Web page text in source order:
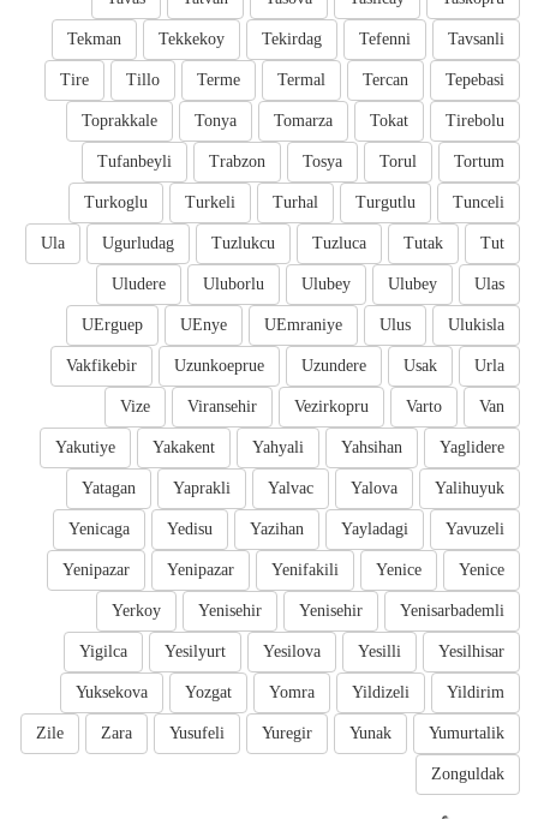
Tavsanli
Tefenni
Tekirdag
Tekkekoy
Tekman
Tepebasi
Tercan
Termal
Terme
Tillo
Tire
Tirebolu
Tokat
Tomarza
Tonya
Toprakkale
Tortum
Torul
Tosya
Trabzon
Tufanbeyli
Tunceli
Turgutlu
Turhal
Turkeli
Turkoglu
Tut
Tutak
Tuzluca
Tuzlukcu
Ugurludag
Ula
Ulas
Ulubey
Ulubey
Uluborlu
Uludere
Ulukisla
Ulus
UEmraniye
UEnye
UErguep
Urla
Usak
Uzundere
Uzunkoeprue
Vakfikebir
Van
Varto
Vezirkopru
Viransehir
Vize
Yaglidere
Yahsihan
Yahyali
Yakakent
Yakutiye
Yalihuyuk
Yalova
Yalvac
Yaprakli
Yatagan
Yavuzeli
Yayladagi
Yazihan
Yedisu
Yenicaga
Yenice
Yenice
Yenifakili
Yenipazar
Yenipazar
Yenisarbademli
Yenisehir
Yenisehir
Yerkoy
Yesilhisar
Yesilli
Yesilova
Yesilyurt
Yigilca
Yildirim
Yildizeli
Yomra
Yozgat
Yuksekova
Yumurtalik
Yunak
Yuregir
Yusufeli
Zara
Zile
Zonguldak